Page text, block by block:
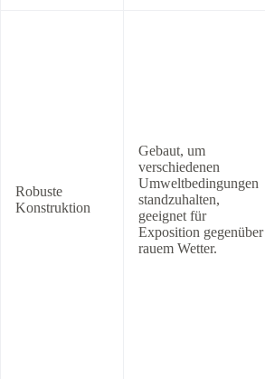
Robuste
Konstruktion
Gebaut, um
verschiedenen
Umweltbedingungen
standzuhalten,
geeignet für
Exposition gegenüber
rauem Wetter.